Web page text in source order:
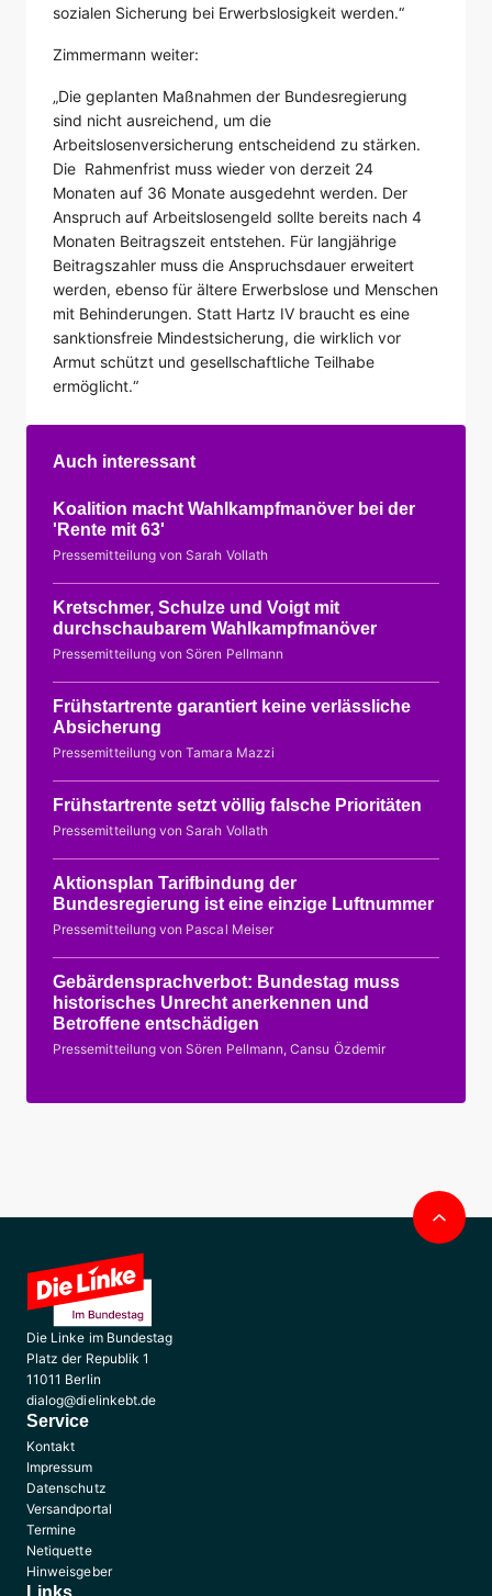
sozialen Sicherung bei Erwerbslosigkeit werden.“
Zimmermann weiter:
„Die geplanten Maßnahmen der Bundesregierung
sind nicht ausreichend, um die
Arbeitslosenversicherung entscheidend zu stärken.
Die Rahmenfrist muss wieder von derzeit 24
Monaten auf 36 Monate ausgedehnt werden. Der
Anspruch auf Arbeitslosengeld sollte bereits nach 4
Monaten Beitragszeit entstehen. Für langjährige
Beitragszahler muss die Anspruchsdauer erweitert
werden, ebenso für ältere Erwerbslose und Menschen
mit Behinderungen. Statt Hartz IV braucht es eine
sanktionsfreie Mindestsicherung, die wirklich vor
Armut schützt und gesellschaftliche Teilhabe
ermöglicht.“
Auch interessant
Koalition macht Wahlkampfmanöver bei der
'Rente mit 63'
Pressemitteilung von Sarah Vollath
Kretschmer, Schulze und Voigt mit
durchschaubarem Wahlkampfmanöver
Pressemitteilung von Sören Pellmann
Frühstartrente garantiert keine verlässliche
Absicherung
Pressemitteilung von Tamara Mazzi
Frühstartrente setzt völlig falsche Prioritäten
Pressemitteilung von Sarah Vollath
Aktionsplan Tarifbindung der
Bundesregierung ist eine einzige Luftnummer
Pressemitteilung von Pascal Meiser
Gebärdensprachverbot: Bundestag muss
historisches Unrecht anerkennen und
Betroffene entschädigen
Pressemitteilung von Sören Pellmann, Cansu Özdemir
Die Linke im Bundestag
Platz der Republik 1
11011 Berlin
dialog@dielinkebt.de
Service
Kontakt
Impressum
Datenschutz
Versandportal
Termine
Netiquette
Hinweisgeber
Links